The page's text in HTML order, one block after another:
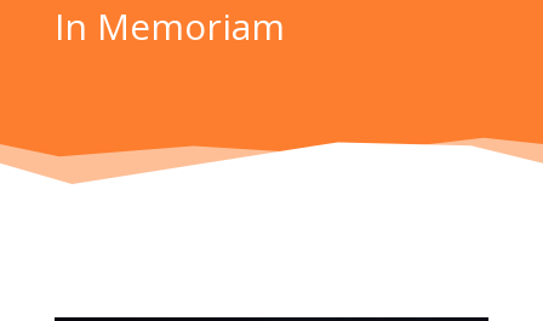
In Memoriam